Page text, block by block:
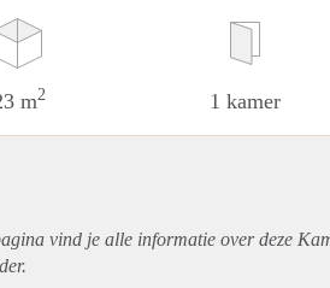
m2 1 kamer
vind je alle informatie over deze